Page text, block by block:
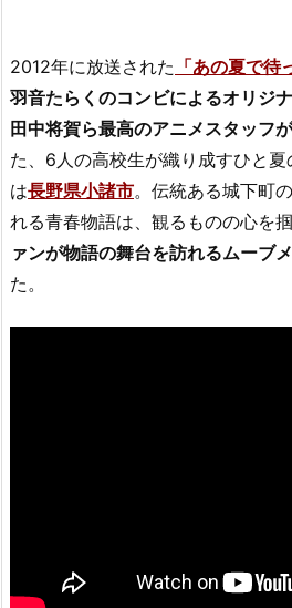
2012年に放送された 「あの夏で待
羽音たらくのコンビによるオリジ
田中将賀ら最高のアニメスタッフ
た、6人の高校生が織り成すひと
は長野県小諸市。伝統ある城下町
れる青春物語は、観るものの心を掴
ァンが物語の舞台を訪れるムーブ
た。